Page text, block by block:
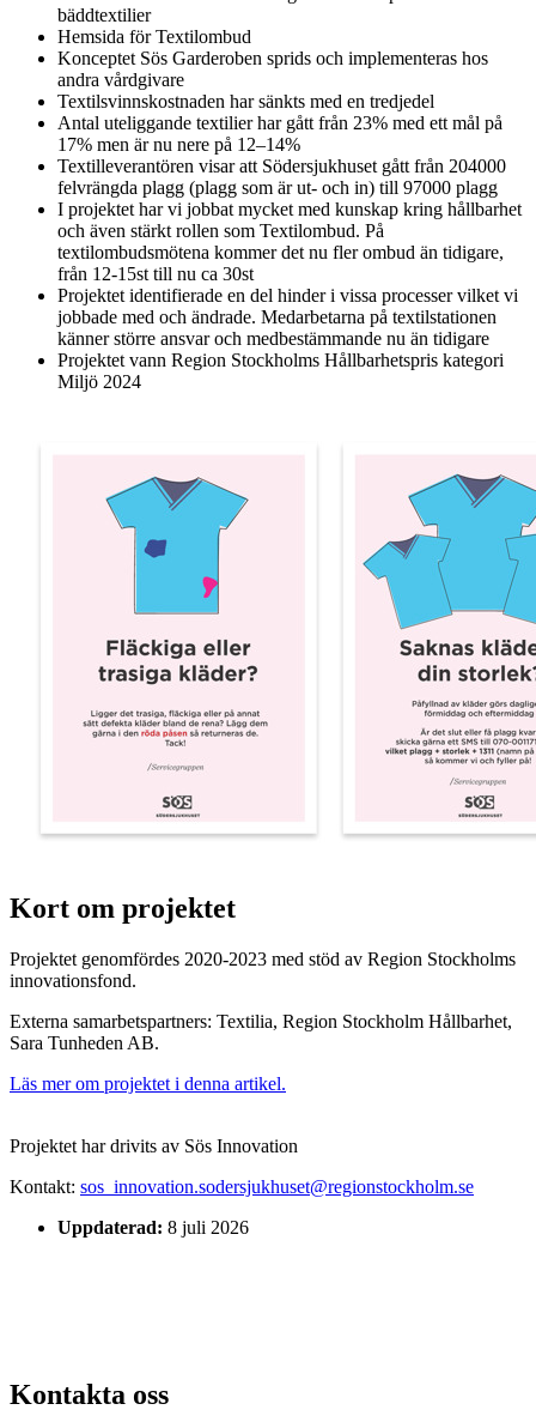
bäddtextilier
Hemsida för Textilombud
Konceptet Sös Garderoben sprids och implementeras hos
andra vårdgivare
Textilsvinnskostnaden har sänkts med en tredjedel
Antal uteliggande textilier har gått från 23% med ett mål på
17% men är nu nere på 12–14%
Textilleverantören visar att Södersjukhuset gått från 204000
felvrängda plagg (plagg som är ut- och in) till 97000 plagg
I projektet har vi jobbat mycket med kunskap kring hållbarhet
och även stärkt rollen som Textilombud. På
textilombudsmötena kommer det nu fler ombud än tidigare,
från 12-15st till nu ca 30st
Projektet identifierade en del hinder i vissa processer vilket vi
jobbade med och ändrade. Medarbetarna på textilstationen
känner större ansvar och medbestämmande nu än tidigare
Projektet vann Region Stockholms Hållbarhetspris kategori
Miljö 2024
Kort om projektet
Projektet genomfördes 2020-2023 med stöd av Region Stockholms
innovationsfond.
Externa samarbetspartners: Textilia, Region Stockholm Hållbarhet,
Sara Tunheden AB.
Läs mer om projektet i denna artikel.
Projektet har drivits av Sös Innovation
Kontakt: sos_innovation.sodersjukhuset@regionstockholm.se
Uppdaterad: 8 juli 2026
Kontakta oss